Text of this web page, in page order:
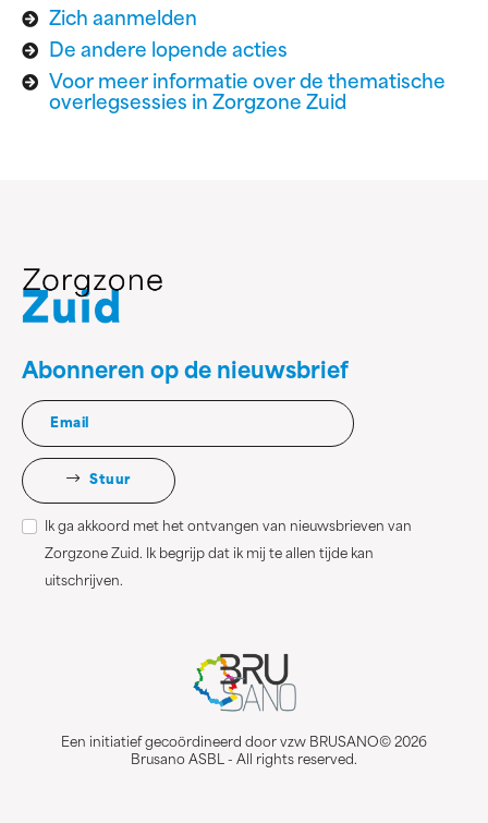
Zich aanmelden
De andere lopende acties
Voor meer informatie over de thematische
overlegsessies in Zorgzone Zuid
Abonneren op de nieuwsbrief
Stuur
Ik ga akkoord met het ontvangen van nieuwsbrieven van
Zorgzone Zuid. Ik begrijp dat ik mij te allen tijde kan
uitschrijven.
Een initiatief gecoördineerd door vzw BRUSANO© 2026
Brusano ASBL - All rights reserved.